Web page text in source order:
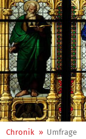
Chronik » Umfrage